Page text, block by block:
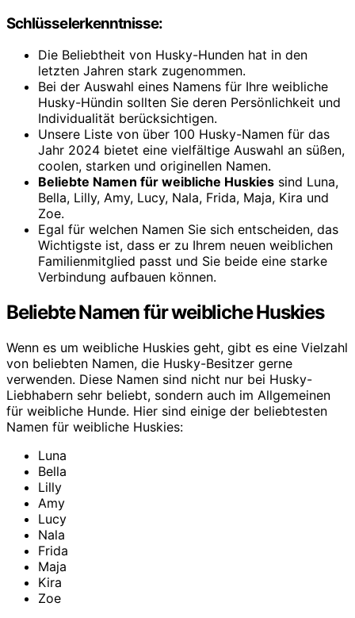
Schlüsselerkenntnisse:
Die Beliebtheit von Husky-Hunden hat in den
letzten Jahren stark zugenommen.
Bei der Auswahl eines Namens für Ihre weibliche
Husky-Hündin sollten Sie deren Persönlichkeit und
Individualität berücksichtigen.
Unsere Liste von über 100 Husky-Namen für das
Jahr 2024 bietet eine vielfältige Auswahl an süßen,
coolen, starken und originellen Namen.
Beliebte Namen für weibliche Huskies sind Luna,
Bella, Lilly, Amy, Lucy, Nala, Frida, Maja, Kira und
Zoe.
Egal für welchen Namen Sie sich entscheiden, das
Wichtigste ist, dass er zu Ihrem neuen weiblichen
Familienmitglied passt und Sie beide eine starke
Verbindung aufbauen können.
Beliebte Namen für weibliche Huskies
Wenn es um weibliche Huskies geht, gibt es eine Vielzahl
von beliebten Namen, die Husky-Besitzer gerne
verwenden. Diese Namen sind nicht nur bei Husky-
Liebhabern sehr beliebt, sondern auch im Allgemeinen
für weibliche Hunde. Hier sind einige der beliebtesten
Namen für weibliche Huskies:
Luna
Bella
Lilly
Amy
Lucy
Nala
Frida
Maja
Kira
Zoe